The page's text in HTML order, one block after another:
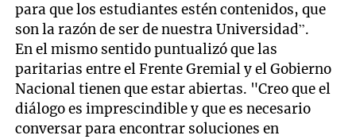
para que los estudiantes estén contenidos, que
son la razón de ser de nuestra Universidad”.
En el mismo sentido puntualizó que las
paritarias entre el Frente Gremial y el Gobierno
Nacional tienen que estar abiertas. "Creo que el
diálogo es imprescindible y que es necesario
conversar para encontrar soluciones en